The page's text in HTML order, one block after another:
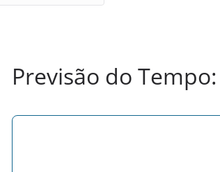
Previsão do Tempo: